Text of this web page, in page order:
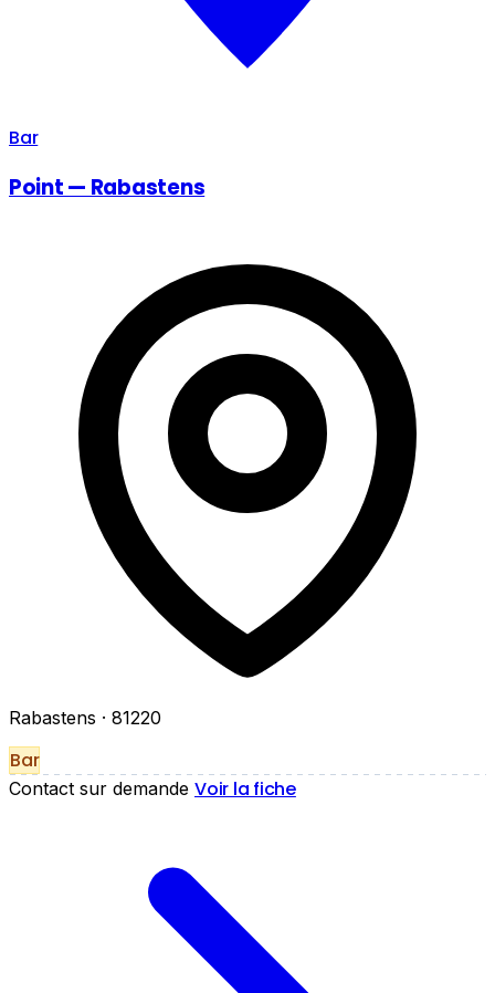
Bar
Point — Rabastens
Rabastens · 81220
Bar
Contact sur demande Voir la fiche